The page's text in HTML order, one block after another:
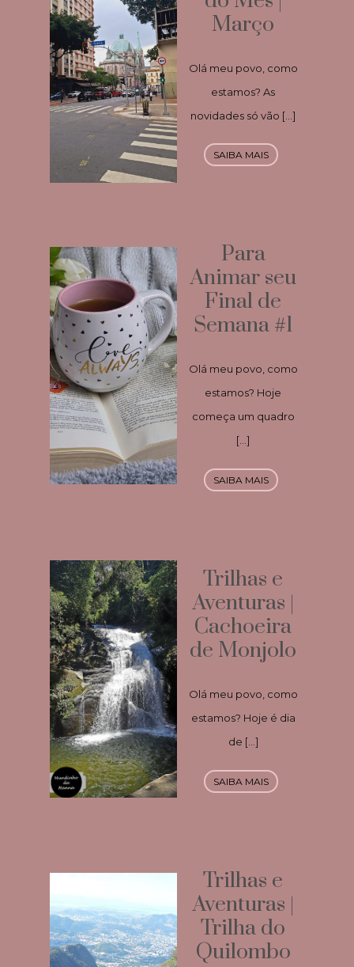
Março
Olá meu povo, como
estamos? As
novidades só vão […]
SAIBA MAIS
Para
Animar seu
Final de
Semana #1
Olá meu povo, como
estamos? Hoje
começa um quadro
[…]
SAIBA MAIS
Trilhas e
Aventuras |
Cachoeira
de Monjolo
Olá meu povo, como
estamos? Hoje é dia
de […]
SAIBA MAIS
Trilhas e
Aventuras |
Trilha do
Quilombo